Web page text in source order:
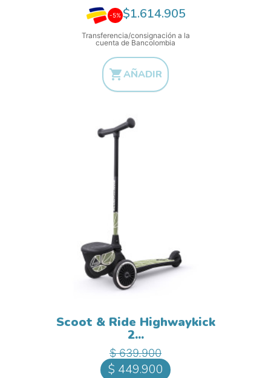
-5% $1.614.905
Transferencia/consignación a la
cuenta de Bancolombia
AÑADIR
Scoot & Ride Highwaykick
2...Precio base
$ 639.900
$ 449.900